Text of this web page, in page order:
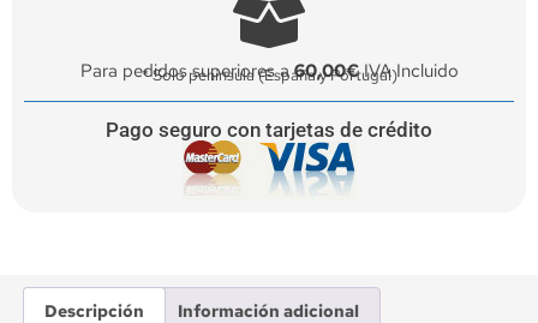
Para pedidos superiores a60,00€IVA Incluido
* Solo península (España y Portugal)
Pago seguro con tarjetas de crédito
Descripción Información adicional